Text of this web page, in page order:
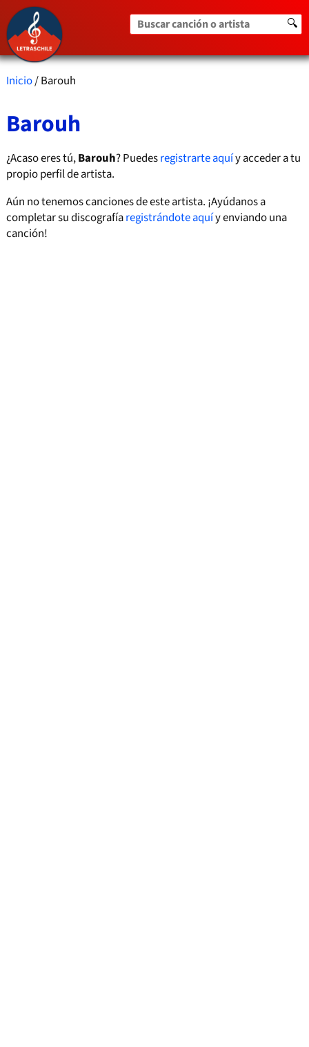
Buscar canción o artista 🔍
Inicio/ Barouh
Barouh
¿Acaso eres tú,Barouh? Puedesregistrarte aquíy acceder a tu
propio perfil de artista.
Aún no tenemos canciones de este artista. ¡Ayúdanos a
completar su discografíaregistrándote aquíy enviando una
canción!